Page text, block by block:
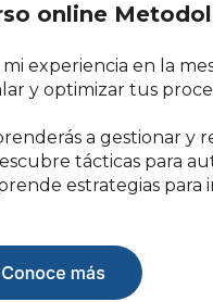
online
mi experiencia en la
y optimizar tus
a gestionar y
tácticas para
estrategias para